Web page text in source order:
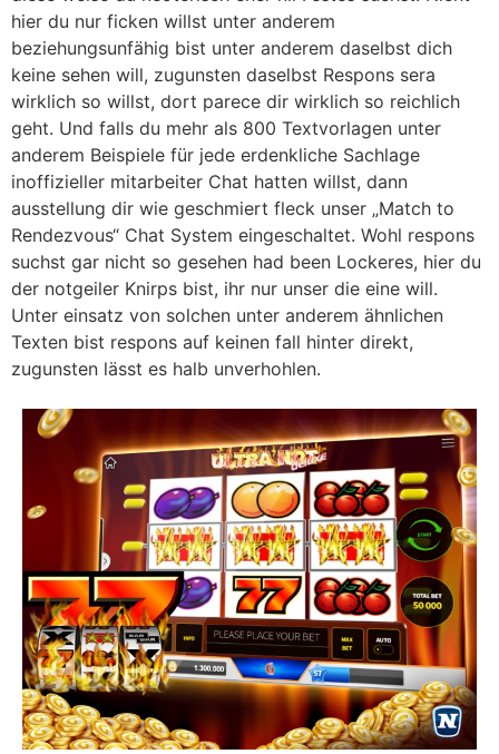
hier du nur ficken willst unter anderem
beziehungsunfähig bist unter anderem daselbst dich
keine sehen will, zugunsten daselbst Respons sera
wirklich so willst, dort parece dir wirklich so reichlich
geht. Und falls du mehr als 800 Textvorlagen unter
anderem Beispiele für jede erdenkliche Sachlage
inoffizieller mitarbeiter Chat hatten willst, dann
ausstellung dir wie geschmiert fleck unser „Match to
Rendezvous“ Chat System eingeschaltet. Wohl respons
suchst gar nicht so gesehen had been Lockeres, hier du
der notgeiler Knirps bist, ihr nur unser die eine will.
Unter einsatz von solchen unter anderem ähnlichen
Texten bist respons auf keinen fall hinter direkt,
zugunsten lässt es halb unverhohlen.